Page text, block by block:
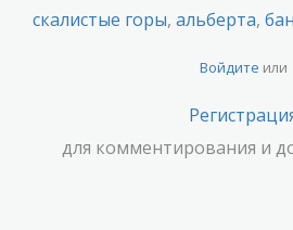
скалистые горы, альберта,
Войдите или
для комментирования и